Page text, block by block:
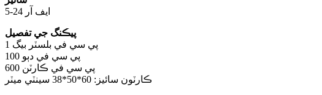
5-24 ايف آر
پيڪنگ جي تفصيل
1 پي سي في بلسٽر بيگ
100 پي سي في دٻو
600 پي سي في ڪارٽن
ڪارٽون سائيز: 60*50*38 سينٽي ميٽر